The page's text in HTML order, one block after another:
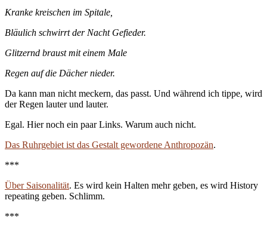
Kranke kreischen im Spitale,
Bläulich schwirrt der Nacht Gefieder.
Glitzernd braust mit einem Male
Regen auf die Dächer nieder.
Da kann man nicht meckern, das passt. Und während ich tippe, wird
der Regen lauter und lauter.
Egal. Hier noch ein paar Links. Warum auch nicht.
Das Ruhrgebiet ist das Gestalt gewordene Anthropozän.
***
Über Saisonalität. Es wird kein Halten mehr geben, es wird History
repeating geben. Schlimm.
***